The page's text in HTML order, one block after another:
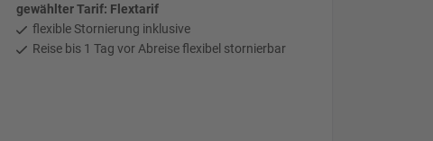
gewählter Tarif: Flextarif
flexible Stornierung inklusive
Reise bis 1 Tag vor Abreise flexibel stornierbar